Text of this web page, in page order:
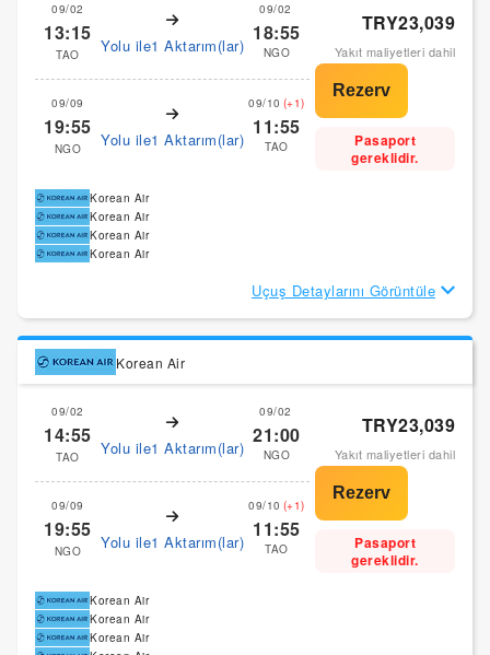
09/02
13:15
TAO Yolu ile1 Aktarım(lar)
09/02
18:55
NGO
09/09
19:55
NGO Yolu ile1 Aktarım(lar)
09/10 (+1)
11:55
TAO
TRY23,039
Yakıt maliyetleri dahil
Pasaport
gereklidir.
Korean Air
Korean Air
Korean Air
Korean Air
Uçuş Detaylarını Görüntüle
Korean Air
09/02
14:55
TAO Yolu ile1 Aktarım(lar)
09/02
21:00
NGO
09/09
19:55
NGO Yolu ile1 Aktarım(lar)
09/10 (+1)
11:55
TAO
TRY23,039
Yakıt maliyetleri dahil
Pasaport
gereklidir.
Korean Air
Korean Air
Korean Air